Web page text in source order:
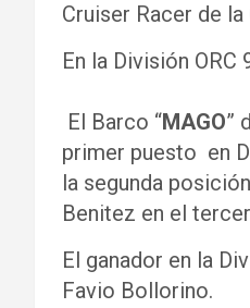
Cruiser Racer de la
En la División ORC
El Barco “MAGO”
primer puesto en
la segunda
Benitez en el
El ganador en la
Favio Bollorino.